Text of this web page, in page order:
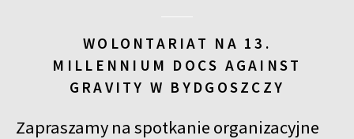
WOLONTARIAT NA 13.
MILLENNIUM DOCS AGAINST
GRAVITY W BYDGOSZCZY
Zapraszamy na spotkanie organizacyjne